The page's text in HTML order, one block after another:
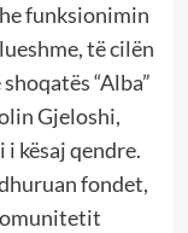
funksionimin
të cilën
“Alba”
Gjeloshi,
kësaj qendre.
fondet,